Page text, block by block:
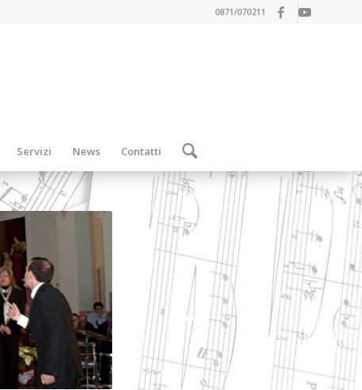
0871/070211
Servizi News Contatti